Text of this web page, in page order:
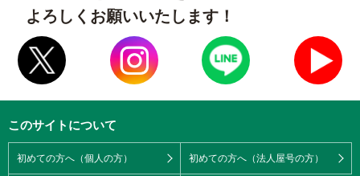
よろしくお願いいたします！
このサイトについて
初めての方へ（個人の方） 初めての方へ（法人屋号の方）